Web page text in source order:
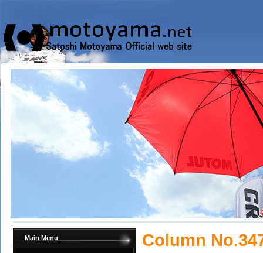
Main Menu Column